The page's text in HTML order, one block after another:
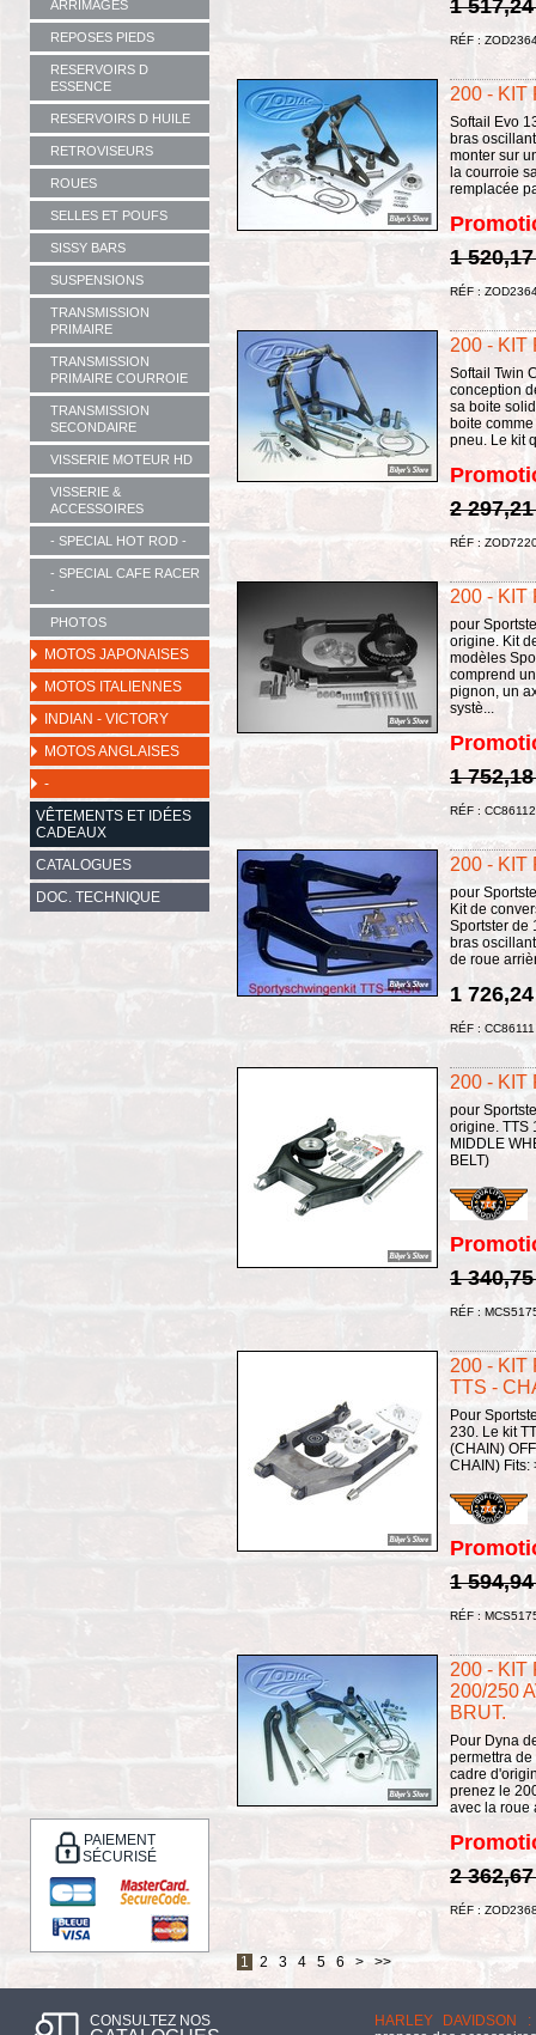
ARRIMAGES
REPOSES PIEDS
RESERVOIRS D
ESSENCE
RESERVOIRS D HUILE
RETROVISEURS
ROUES
SELLES ET POUFS
SISSY BARS
SUSPENSIONS
TRANSMISSION
PRIMAIRE
TRANSMISSION
PRIMAIRE COURROIE
TRANSMISSION
SECONDAIRE
VISSERIE MOTEUR HD
VISSERIE &
ACCESSOIRES
- SPECIAL HOT ROD -
- SPECIAL CAFE RACER
-
PHOTOS
MOTOS JAPONAISES
MOTOS ITALIENNES
INDIAN - VICTORY
MOTOS ANGLAISES
-
VÊTEMENTS ET IDÉES
CADEAUX
CATALOGUES
DOC. TECHNIQUE
PAIEMENT
SÉCURISÉ
1
RÉF :
200 - KIT
Softail Evo
bras
monter sur
la courroie
remplacée
1
RÉF :
200 - KIT
Softail Twin
conception
sa boite
boite
pneu. Le kit
2
RÉF :
200 - KIT
pour
origine. Kit
modèles
comprend
pignon, un
systè...
1
RÉF : CC86112
200 - KIT
pour
Kit de
Sportster de
bras
de roue
1
RÉF : CC86111
200 - KIT
pour
origine. TTS
MIDDLE
BELT)
1
RÉF :
200 - KIT
TTS -
Pour
230. Le kit
(CHAIN)
CHAIN) Fits:
1
RÉF :
200 - KIT
200/250
BRUT.
Pour Dyna
permettra
cadre
prenez le
avec la roue
2
RÉF :
1 2 3 4 5 6 > >>
CONSULTEZ NOS HARLEY DAVIDSON :